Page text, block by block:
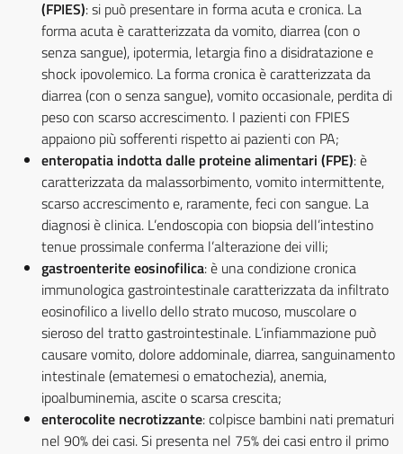
(FPIES): si può presentare in forma acuta e cronica. La
forma acuta è caratterizzata da vomito, diarrea (con o
senza sangue), ipotermia, letargia fino a disidratazione e
shock ipovolemico. La forma cronica è caratterizzata da
diarrea (con o senza sangue), vomito occasionale, perdita di
peso con scarso accrescimento. I pazienti con FPIES
appaiono più sofferenti rispetto ai pazienti con PA;
enteropatia indotta dalle proteine alimentari (FPE): è
caratterizzata da malassorbimento, vomito intermittente,
scarso accrescimento e, raramente, feci con sangue. La
diagnosi è clinica. L’endoscopia con biopsia dell’intestino
tenue prossimale conferma l’alterazione dei villi;
gastroenterite eosinofilica: è una condizione cronica
immunologica gastrointestinale caratterizzata da infiltrato
eosinofilico a livello dello strato mucoso, muscolare o
sieroso del tratto gastrointestinale. L’infiammazione può
causare vomito, dolore addominale, diarrea, sanguinamento
intestinale (ematemesi o ematochezia), anemia,
ipoalbuminemia, ascite o scarsa crescita;
enterocolite necrotizzante: colpisce bambini nati prematuri
nel 90% dei casi. Si presenta nel 75% dei casi entro il primo